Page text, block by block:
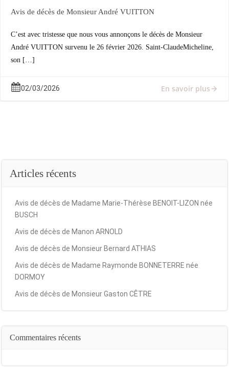
Avis de décès de Monsieur André VUITTON
C’est avec tristesse que nous vous annonçons le décès de Monsieur
André VUITTON survenu le 26 février 2026. Saint-ClaudeMicheline,
son […]
02/03/2026 En savoir plus
Articles récents
Avis de décès de Madame Marie-Thérèse BENOIT-LIZON née
BUSCH
Avis de décès de Manon ARNOLD
Avis de décès de Monsieur Bernard ATHIAS
Avis de décès de Madame Raymonde BONNETERRE née
DORMOY
Avis de décès de Monsieur Gaston CÊTRE
Commentaires récents